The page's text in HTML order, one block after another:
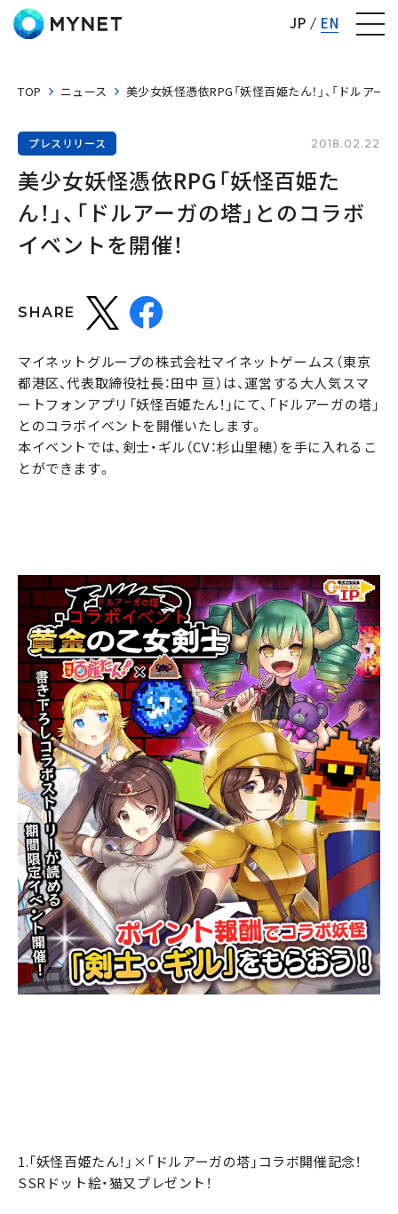
JP EN
TOP ニュース 美少女妖怪憑依RPG「妖怪百姫たん！」、「ドルア
プレスリリース 2018.02.22
美少女妖怪憑依RPG「妖怪百姫た
ん！」、「ドルアーガの塔」とのコラボ
イベントを開催！
SHARE
マイネットグループの株式会社マイネットゲームス（東京
都港区、代表取締役社長：田中 亘）は、運営する大人気スマ
ートフォンアプリ「妖怪百姫たん！」にて、「ドルアーガの塔」
とのコラボイベントを開催いたします。
本イベントでは、剣士・ギル（CV：杉山里穂）を手に入れるこ
とができます。
1.「妖怪百姫たん！」×「ドルアーガの塔」コラボ開催記念！
SSRドット絵・猫又プレゼント！